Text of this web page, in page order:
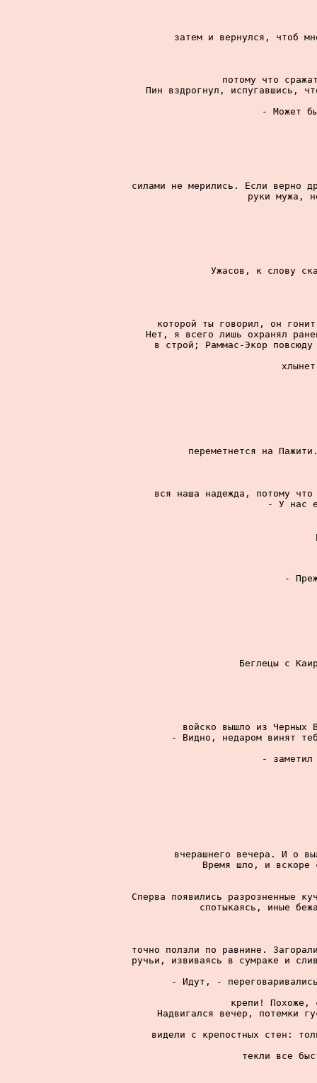
затем и вернулся, чтоб
потому что
Пин вздрогнул, испугавшись,
- Может
силами не мерились. Если верно
руки мужа,
Ужасов, к слову
которой ты говорил, он
Нет, я всего лишь охранял
в строй; Раммас-Экор
переметнется на
вся наша надежда, потому
- У нас
-
Беглецы с
войско вышло из Черных
- Видно, недаром винят
-
вчерашнего вечера. И о
Время шло, и вскоре
Сперва появились разрозненные
спотыкаясь, иные
точно ползли по равнине.
ручьи, извиваясь в сумраке и
- Идут, -
крепи! Похоже,
Надвигался вечер, потемки
видели с крепостных стен:
текли все